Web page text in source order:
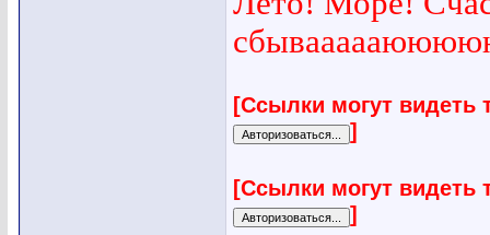
[Ссылки могут видеть
]
[Ссылки могут видеть
]